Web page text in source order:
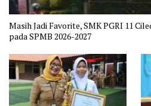
Masih Jadi Favorite, SMK PGRI 11
pada SPMB 2026-2027